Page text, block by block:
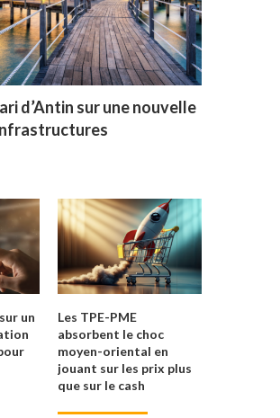
d’Antin sur une nouvelle
un
Les TPE-PME
absorbent le choc
moyen-oriental en
jouant sur les prix plus
que sur le cash